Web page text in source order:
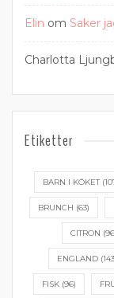
Elin om Saker
Charlotta
Etiketter
BARN I KÖKET
BRUNCH (63)
CITRON
ENGLAND
FISK(96)